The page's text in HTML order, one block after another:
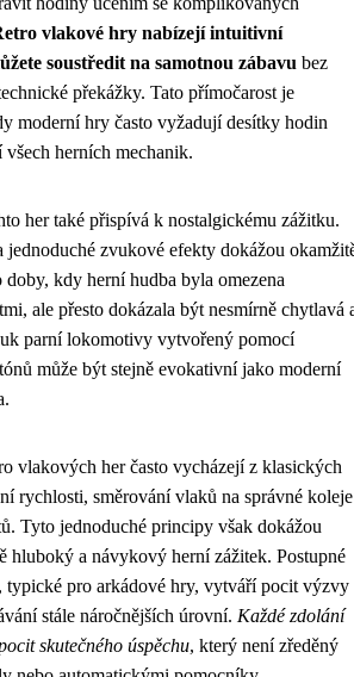
vlakové hry nabízejí intuitivní
soustředit na samotnou zábavu bez
překážky. Tato přímočarost je
moderní hry často vyžadují desítky hodin
herních mechanik.
her také přispívá k nostalgickému zážitku.
jednoduché zvukové efekty dokážou
doby, kdy herní hudba byla omezena
ale přesto dokázala být nesmírně chytlavá
parní lokomotivy vytvořený pomocí
může být stejně evokativní jako moderní
vlakových her často vycházejí z klasických
rychlosti, směrování vlaků na správné koleje
Tyto jednoduché principy však dokážou
hluboký a návykový herní zážitek. Postupné
typické pro arkádové hry, vytváří pocit výzvy
stále náročnějších úrovní. Každé zdolání
skutečného úspěchu, který není zředěný